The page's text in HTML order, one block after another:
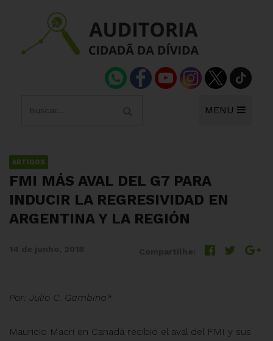
MENU
ARTIGOS
FMI MÁS AVAL DEL G7 PARA
INDUCIR LA REGRESIVIDAD EN
ARGENTINA Y LA REGIÓN
Por: Julio C. Gambina*
Mauricio Macri en Canadá recibió el aval del FMI y sus